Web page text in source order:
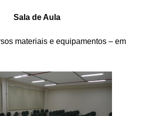
Sala de Aula
materiais e equipamentos – em